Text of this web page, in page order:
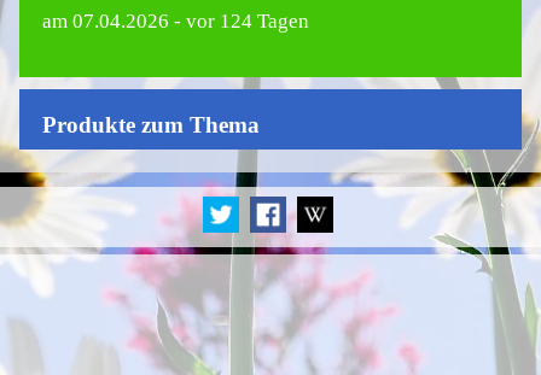
am 07.04.2026 - vor 124 Tagen
Produkte zum Thema